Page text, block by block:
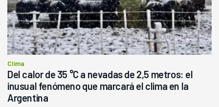
Clima
Del calor de 35 °C a nevadas de 2,5 metros: el
inusual fenómeno que marcará el clima en la
Argentina